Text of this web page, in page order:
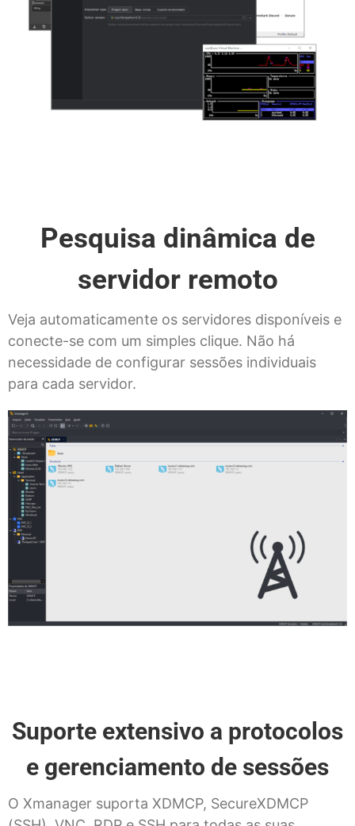
Pesquisa dinâmica de
servidor remoto
Veja automaticamente os servidores disponíveis e
conecte-se com um simples clique. Não há
necessidade de configurar sessões individuais
para cada servidor.
Suporte extensivo a protocolos
e gerenciamento de sessões
O Xmanager suporta XDMCP, SecureXDMCP